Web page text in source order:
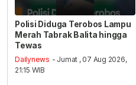
Polisi Diduga Terobos Lampu
Merah Tabrak Balita hingga
Tewas
Dailynews - Jumat , 07 Aug 2026,
21:15 WIB